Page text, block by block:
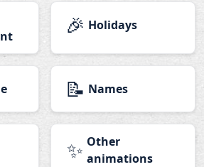
🎉 Holidays
📝 Names
✨ Other
animations